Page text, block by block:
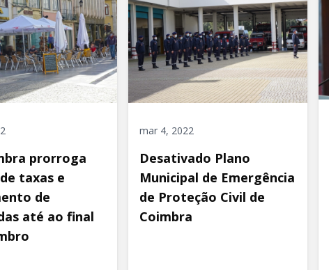
prorroga
taxas e
de
até ao final
mar 4, 2022
Desativado Plano
Municipal de Emergência
de Proteção Civil de
Coimbra